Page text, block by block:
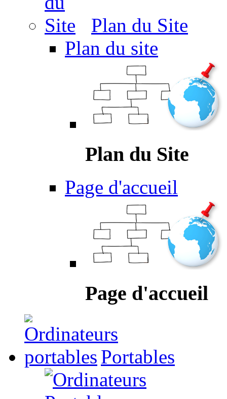
Plan du Site
Plan du site
Plan du Site
Page d'accueil
Page d'accueil
Portables